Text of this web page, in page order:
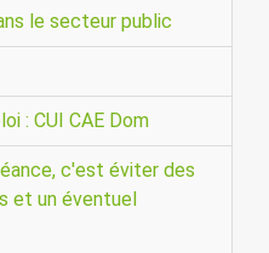
le secteur public
: CUI CAE Dom
c'est éviter des
et un éventuel